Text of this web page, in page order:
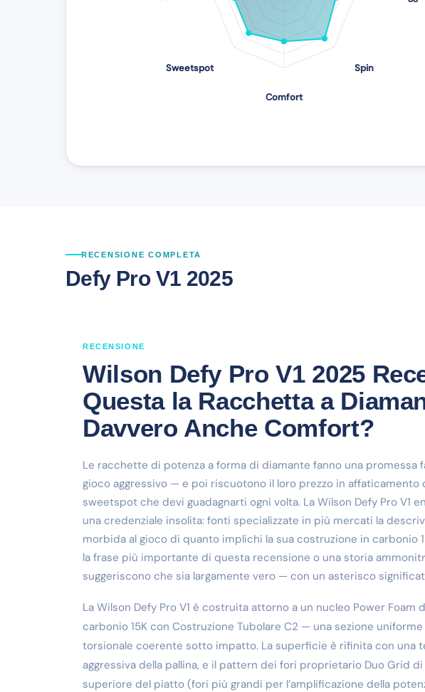
RECENSIONE COMPLETA
Defy Pro V1 2025
RECENSIONE
Wilson Defy Pro V1 2025
Questa la Racchetta a
Davvero Anche Comfort?
Le racchette di potenza a forma di diamante fanno una promessa
gioco aggressivo — e poi riscuotono il loro prezzo in
sweetspot che devi guadagnarti ogni volta. La Wilson Defy Pro V1
una credenziale insolita: fonti specializzate in più mercati la
morbida al gioco di quanto implichi la sua costruzione in carbonio
la frase più importante di questa recensione o una storia
suggeriscono che sia largamente vero — con un asterisco
La Wilson Defy Pro V1 è costruita attorno a un nucleo Power
carbonio 15K con Costruzione Tubolare C2 — una sezione
torsionale coerente sotto impatto. La superficie è rifinita con una
aggressiva della pallina, e il pattern dei fori proprietario Duo Grid
superiore del piatto (fori più grandi per l’amplificazione della